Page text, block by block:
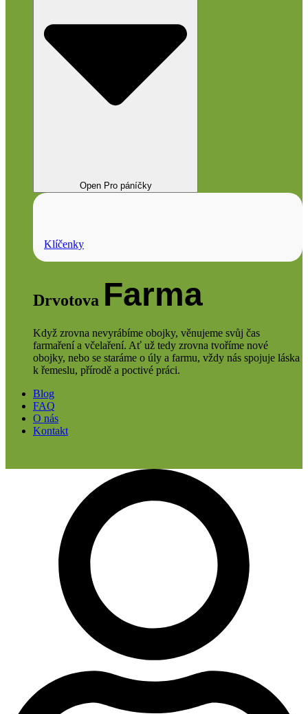
Open Pro páníčky
Klíčenky
Drvotova Farma
Když zrovna nevyrábíme obojky, věnujeme svůj čas
farmaření a včelaření. Ať už tedy zrovna tvoříme nové
obojky, nebo se staráme o úly a farmu, vždy nás spojuje láska
k řemeslu, přírodě a poctivé práci.
Blog
FAQ
O nás
Kontakt